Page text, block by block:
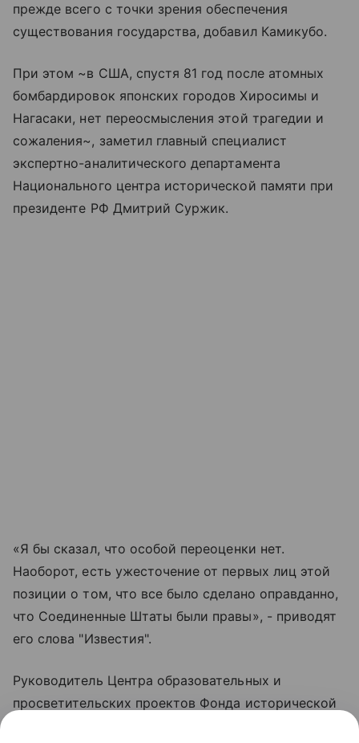
прежде всего с точки зрения обеспечения
существования государства, добавил Камикубо.
При этом ~в США, спустя 81 год после атомных
бомбардировок японских городов Хиросимы и
Нагасаки, нет переосмысления этой трагедии и
сожаления~, заметил главный специалист
экспертно-аналитического департамента
Национального центра исторической памяти при
президенте РФ Дмитрий Суржик.
«Я бы сказал, что особой переоценки нет.
Наоборот, есть ужесточение от первых лиц этой
позиции о том, что все было сделано оправданно,
что Соединенные Штаты были правы», - приводят
его слова "Известия".
Руководитель Центра образовательных и
просветительских проектов Фонда исторической